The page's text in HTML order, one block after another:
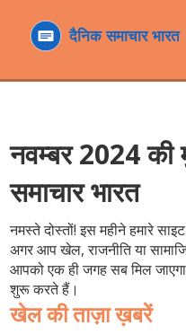
नवम्बर 2024
समाचार भारत
नमस्ते दोस्तों! इस महीने हमारे
अगर आप खेल, राजनीति या
आपको एक ही जगह सब मिल
शुरू करते हैं।
खेल की ताज़ा ख़बरें